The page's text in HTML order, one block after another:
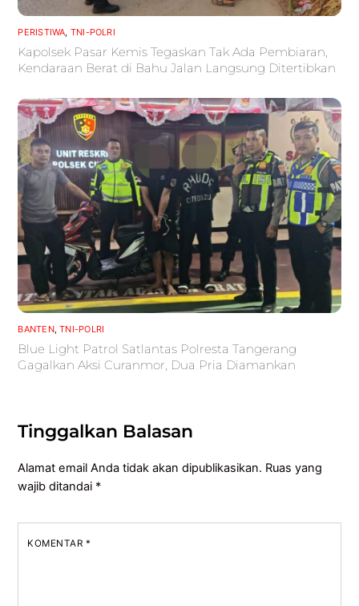
PERISTIWA, TNI-POLRI
Kapolsek Pasar Kemis Tegaskan Tak Ada Pembiaran,
Kendaraan Berat di Bahu Jalan Langsung Ditertibkan
BANTEN,TNI-POLRI
Blue Light Patrol Satlantas Polresta Tangerang
Gagalkan Aksi Curanmor, Dua Pria Diamankan
Tinggalkan Balasan
Alamat email Anda tidak akan dipublikasikan. Ruas yang
wajib ditandai *
KOMENTAR *